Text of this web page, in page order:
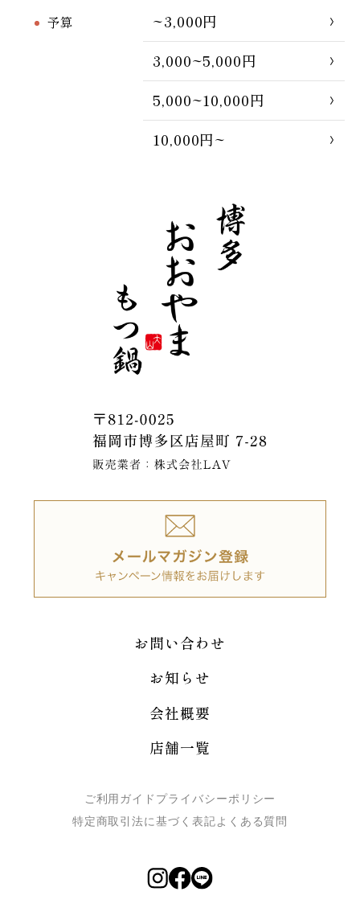
予算
~3,000円
3,000~5,000円
5,000~10,000円
10,000円~
お問い合わせ
お知らせ
会社概要
店舗一覧
ご利用ガイド プライバシーポリシー
特定商取引法に基づく表記よくある質問